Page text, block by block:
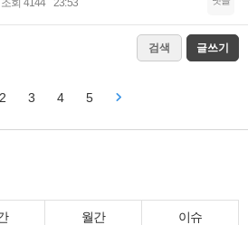
조회 4144 23:53
검색 글쓰기
2 3 4 5
월간 이슈